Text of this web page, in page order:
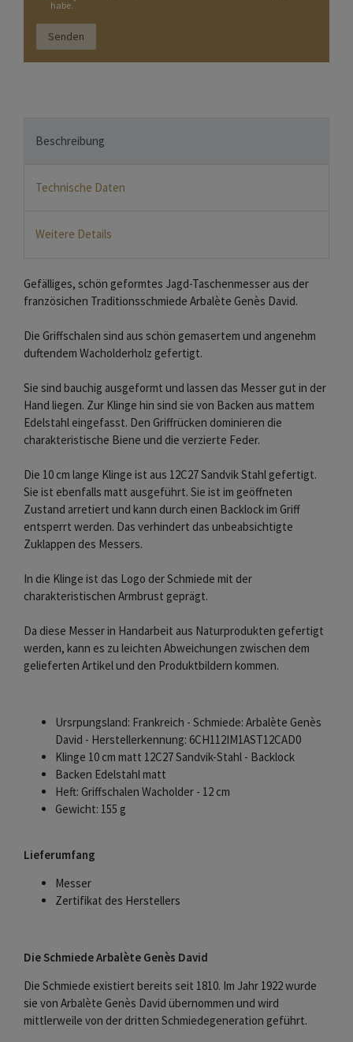
habe.*
Senden
Beschreibung
Technische Daten
Weitere Details
Gefälliges, schön geformtes Jagd-Taschenmesser aus der
französichen Traditionsschmiede Arbalète Genès David.
Die Griffschalen sind aus schön gemasertem und angenehm
duftendem Wacholderholz gefertigt.
Sie sind bauchig ausgeformt und lassen das Messer gut in der
Hand liegen. Zur Klinge hin sind sie von Backen aus mattem
Edelstahl eingefasst. Den Griffrücken dominieren die
charakteristische Biene und die verzierte Feder.
Die 10 cm lange Klinge ist aus 12C27 Sandvik Stahl gefertigt.
Sie ist ebenfalls matt ausgeführt. Sie ist im geöffneten
Zustand arretiert und kann durch einen Backlock im Griff
entsperrt werden. Das verhindert das unbeabsichtigte
Zuklappen des Messers.
In die Klinge ist das Logo der Schmiede mit der
charakteristischen Armbrust geprägt.
Da diese Messer in Handarbeit aus Naturprodukten gefertigt
werden, kann es zu leichten Abweichungen zwischen dem
gelieferten Artikel und den Produktbildern kommen.
Ursrpungsland: Frankreich - Schmiede: Arbalète Genès
David - Herstellerkennung: 6CH112IM1AST12CAD0
Klinge 10 cm matt 12C27 Sandvik-Stahl - Backlock
Backen Edelstahl matt
Heft: Griffschalen Wacholder - 12 cm
Gewicht: 155 g
Lieferumfang
Messer
Zertifikat des Herstellers
Die Schmiede Arbalète Genès David
Die Schmiede existiert bereits seit 1810. Im Jahr 1922 wurde
sie von Arbalète Genès David übernommen und wird
mittlerweile von der dritten Schmiedegeneration geführt.